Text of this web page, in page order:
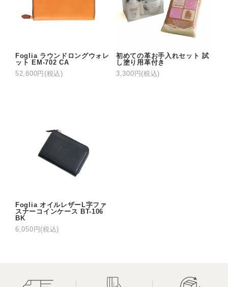
Foglia ラウンドロングウォレ
ット EM-702 CA
52,800円(税込)
初めての革お手入れセット 試
し塗り用革付き
3,300円(税込)
Foglia オイルレザーL字ファ
スナーコインケース BT-106
BK
6,050円(税込)